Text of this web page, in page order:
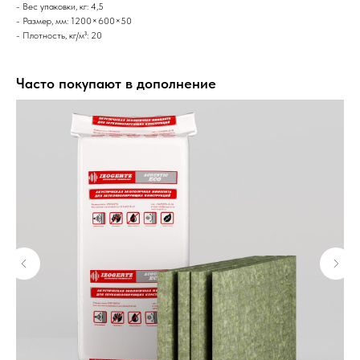
- Вес упаковки, кг: 4,5
- Размер, мм: 1200×600×50
- Плотность, кг/м³: 20
Часто покупают в дополнение